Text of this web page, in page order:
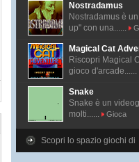
Nostradamus
Nostradamus è
up" con una......
Magical Cat
Riscopri Magical
gioco d'arcade......
Snake
Snake è un
molti......
Gioca
Scopri lo spazio giochi di